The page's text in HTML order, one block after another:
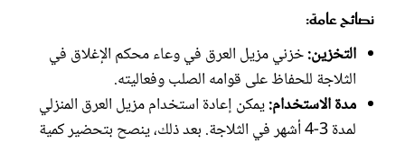
نصائح عامة:
التخزين:خزني مزيل العرق في وعاء محكم الإغلاق في
الثلاجة للحفاظ على قوامه الصلب وفعاليته.
مدة الاستخدام:يمكن إعادة استخدام مزيل العرق المنزلي
لمدة 3-4 أشهر في الثلاجة. بعد ذلك، ينصح بتحضير كمية